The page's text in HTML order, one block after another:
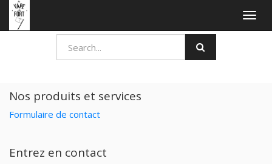
Nos produits et services
Formulaire de contact
Entrez en contact